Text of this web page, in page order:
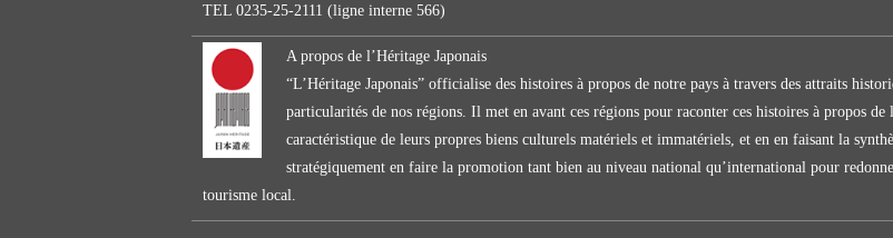
TEL 0235-25-2111 (ligne interne 566)
A propos de l’Héritage Japonais
“L’Héritage Japonais” officialise des histoires à propos de notre pays à travers des attraits
particularités de nos régions. Il met en avant ces régions pour raconter ces histoires à propos de
caractéristique de leurs propres biens culturels matériels et immatériels, et en en faisant la
stratégiquement en faire la promotion tant bien au niveau national qu’international pour
tourisme local.